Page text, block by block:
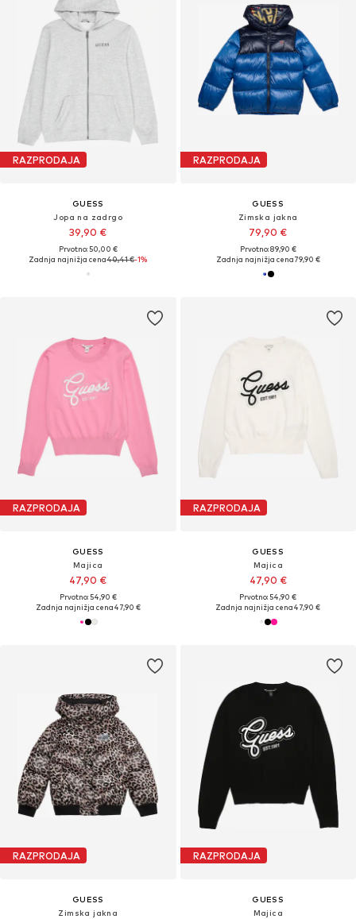
RAZPRODAJA
GUESS
Jopa na zadrgo
39,90 €
Prvotno: 50,00 €
Zadnja najnižja cena40,41 €-1%
RAZPRODAJA
GUESS
Zimska jakna
79,90 €
Prvotno: 89,90 €
Zadnja najnižja cena79,90 €
RAZPRODAJA
GUESS
Majica
47,90 €
Prvotno: 54,90 €
Zadnja najnižja cena47,90 €
RAZPRODAJA
GUESS
Majica
47,90 €
Prvotno: 54,90 €
Zadnja najnižja cena47,90 €
RAZPRODAJA
GUESS
Zimska jakna
RAZPRODAJA
GUESS
Majica